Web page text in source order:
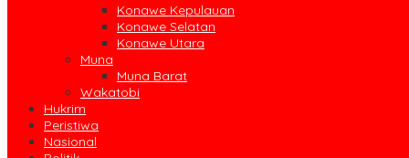
Konawe Kepulauan
Konawe Selatan
Konawe Utara
Muna
Muna Barat
Wakatobi
Hukrim
Peristiwa
Nasional